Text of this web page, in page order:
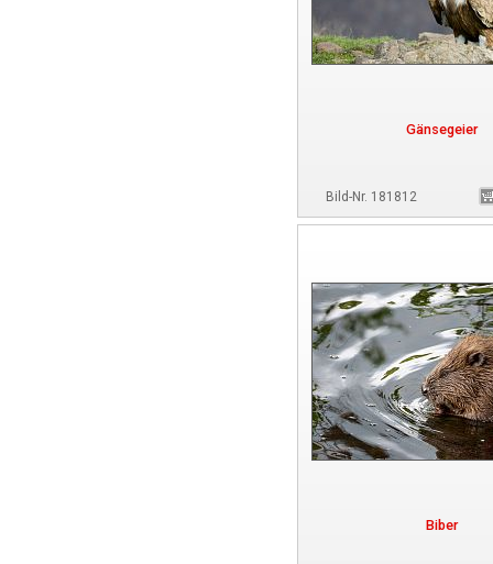
Gänsegeier
Bild-Nr. 181812
Biber